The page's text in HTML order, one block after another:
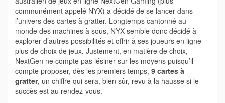
communément appelé NYX) a décidé de se lancer dans
l’univers des cartes à gratter. Longtemps cantonné au
monde des machines à sous, NYX semble donc décidé à
explorer d’autres possibilités et offrir à ses joueurs en ligne
plus de choix de jeux. Justement, en matière de choix,
NextGen ne compte pas lésiner sur les moyens puisqu’il
compte proposer, dès les premiers temps, 9 cartes à
gratter, un chiffre qui sera, bien sûr, revu à la hausse si le
succès est au rendez-vous.